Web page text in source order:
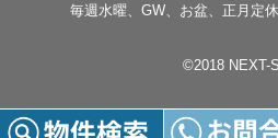
毎週水曜、GW、お盆、正月定休
©︎2018 NEXT-